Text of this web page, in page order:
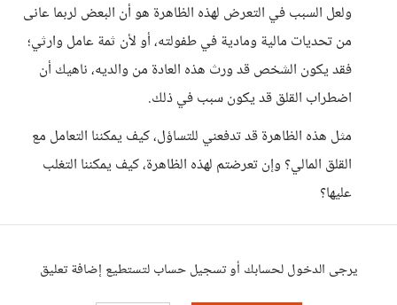
ولعل السبب في التعرض لهذه الظاهرة هو أن البعض لربما عانى
من تحديات مالية ومادية في طفولته، أو لأن ثمة عامل وارثي؛
فقد يكون الشخص قد ورث هذه العادة من والديه، ناهيك أن
اضطراب القلق قد يكون سبب في ذلك.
مثل هذه الظاهرة قد تدفعني للتساؤل، كيف يمكننا التعامل مع
القلق المالي؟ وإن تعرضتم لهذه الظاهرة، كيف يمكننا التغلب
عليها؟
يرجى الدخول لحسابك أو تسجيل حساب لتستطيع إضافة تعليق